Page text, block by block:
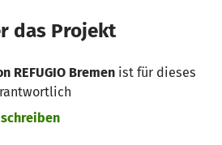
das Projekt
REFUGIO Bremen ist für dieses